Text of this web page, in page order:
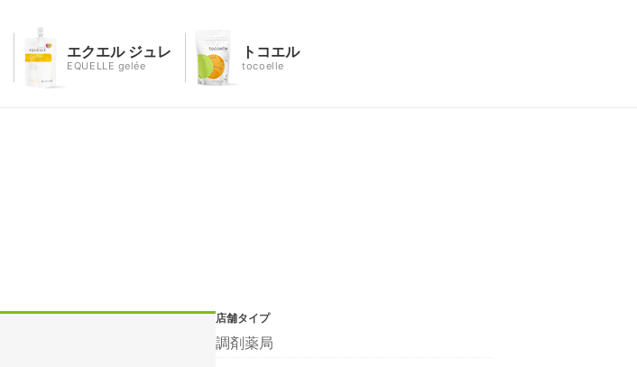
エクエル ジュレ
EQUELLE gelée
トコエル
tocoelle
店舗タイプ
調剤薬局